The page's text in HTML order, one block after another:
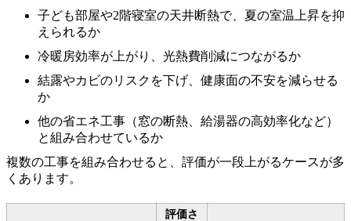
子ども部屋や2階寝室の天井断熱で、夏の室温上昇を抑
えられるか
冷暖房効率が上がり、光熱費削減につながるか
結露やカビのリスクを下げ、健康面の不安を減らせる
か
他の省エネ工事（窓の断熱、給湯器の高効率化など）
と組み合わせているか
複数の工事を組み合わせると、評価が一段上がるケースが多
くあります。
評価さ